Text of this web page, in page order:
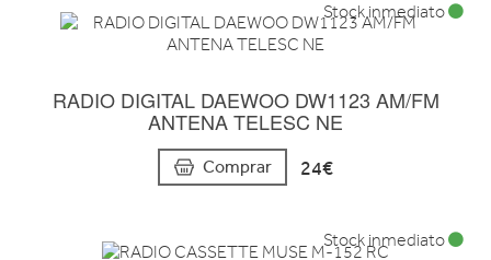
RADIO DIGITAL DAEWOO DW1123 AM/FM
ANTENA TELESC NE
Comprar 24€
Stock inmediato
Stock inmediato